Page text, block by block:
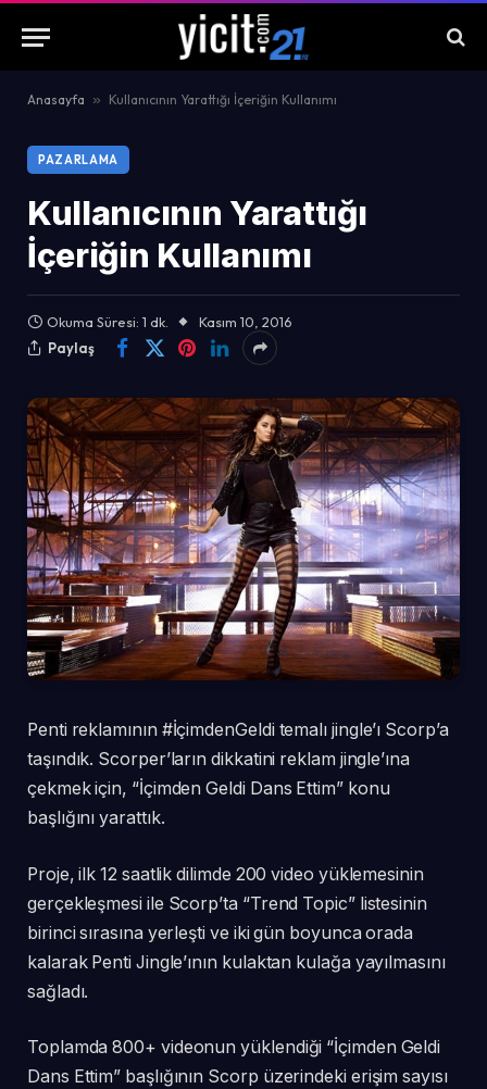
Anasayfa » Kullanıcının Yarattığı İçeriğin Kullanımı
PAZARLAMA
Kullanıcının Yarattığı
İçeriğin Kullanımı
Okuma Süresi: 1 dk.
Kasım 10, 2016
Paylaş
Penti reklamının #İçimdenGeldi temalı jingle’ı Scorp’a
taşındık. Scorper’ların dikkatini reklam jingle’ına
çekmek için, “İçimden Geldi Dans Ettim” konu
başlığını yarattık.
Proje, ilk 12 saatlik dilimde 200 video yüklemesinin
gerçekleşmesi ile Scorp’ta “Trend Topic” listesinin
birinci sırasına yerleşti ve iki gün boyunca orada
kalarak Penti Jingle’ının kulaktan kulağa yayılmasını
sağladı.
Toplamda 800+ videonun yüklendiği “İçimden Geldi
Dans Ettim” başlığının Scorp üzerindeki erişim sayısı